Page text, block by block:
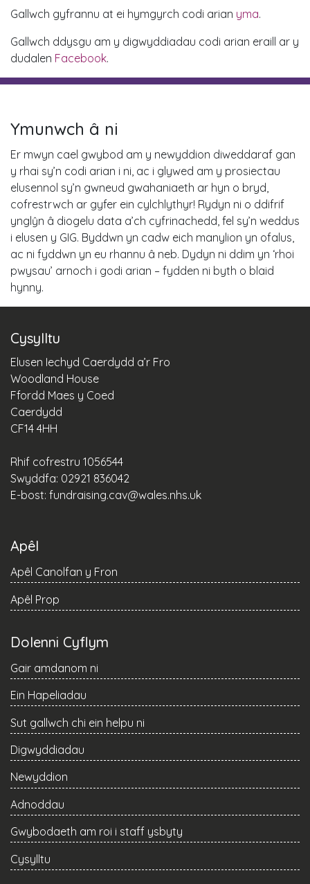
Gallwch gyfrannu at ei hymgyrch codi arian yma.
Gallwch ddysgu am y digwyddiadau codi arian eraill ar y
dudalen Facebook.
Ymunwch â ni
Er mwyn cael gwybod am y newyddion diweddaraf gan
y rhai sy’n codi arian i ni, ac i glywed am y prosiectau
elusennol sy’n gwneud gwahaniaeth ar hyn o bryd,
cofrestrwch ar gyfer ein cylchlythyr! Rydyn ni o ddifrif
ynglŷn â diogelu data a’ch cyfrinachedd, fel sy’n weddus
i elusen y GIG. Byddwn yn cadw eich manylion yn ofalus,
ac ni fyddwn yn eu rhannu â neb. Dydyn ni ddim yn ‘rhoi
pwysau’ arnoch i godi arian – fydden ni byth o blaid
hynny.
Cysylltu
Elusen Iechyd Caerdydd a’r Fro
Woodland House
Ffordd Maes y Coed
Caerdydd
CF14 4HH
Rhif cofrestru 1056544
Swyddfa: 02921 836042
E-bost: fundraising.cav@wales.nhs.uk
Apêl
Apêl Canolfan y Fron
Apêl Prop
Dolenni Cyflym
Gair amdanom ni
Ein Hapeliadau
Sut gallwch chi ein helpu ni
Digwyddiadau
Newyddion
Adnoddau
Gwybodaeth am roi i staff ysbyty
Cysylltu